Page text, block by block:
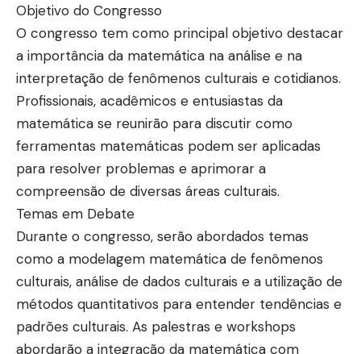
Objetivo do Congresso
O congresso tem como principal objetivo destacar
a importância da matemática na análise e na
interpretação de fenômenos culturais e cotidianos.
Profissionais, acadêmicos e entusiastas da
matemática se reunirão para discutir como
ferramentas matemáticas podem ser aplicadas
para resolver problemas e aprimorar a
compreensão de diversas áreas culturais.
Temas em Debate
Durante o congresso, serão abordados temas
como a modelagem matemática de fenômenos
culturais, análise de dados culturais e a utilização de
métodos quantitativos para entender tendências e
padrões culturais. As palestras e workshops
abordarão a integração da matemática com